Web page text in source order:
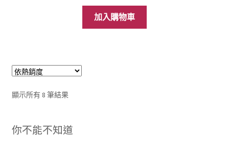
加入購物車
顯示所有 8 筆結果依
度
你不能不知道